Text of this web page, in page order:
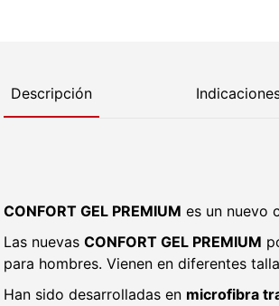
Descripción
CONFORT GEL PREMIUM es un nuevo
Las nuevas CONFORT GEL PREMIUM
para hombres. Vienen en diferentes
Han sido desarrolladas en microfibra